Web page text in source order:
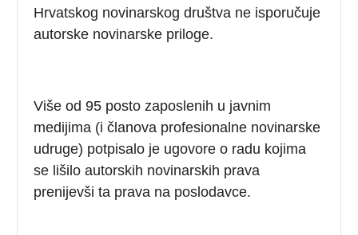
Hrvatskog novinarskog društva ne isporučuje
autorske novinarske priloge.
Više od 95 posto zaposlenih u javnim
medijima (i članova profesionalne novinarske
udruge) potpisalo je ugovore o radu kojima
se lišilo autorskih novinarskih prava
prenijevši ta prava na poslodavce.